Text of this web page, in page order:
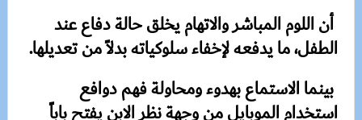
أن اللوم المباشر والاتهام يخلق حالة دفاع عند
الطفل، ما يدفعه لإخفاء سلوكياته بدلاً من تعديلها.
بينما الاستماع بهدوء ومحاولة فهم دوافع
استخدام الموبايل من وجهة نظر الابن يفتح باباً